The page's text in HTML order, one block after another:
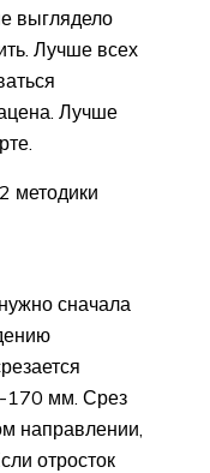
выглядело
Лучше всех
Лучше
методики
сначала
170 мм. Срез
направлении,
отросток